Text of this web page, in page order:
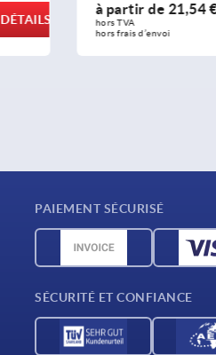
DÉTAILS
à partir de 21,54 €
hors TVA
hors frais d’envoi
PAIEMENT SÉCURISÉ
SÉCURITÉ ET CONFIANCE